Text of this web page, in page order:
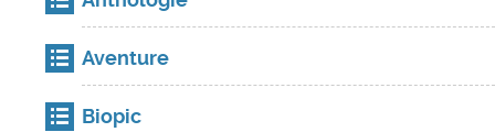
Aventure
Biopic